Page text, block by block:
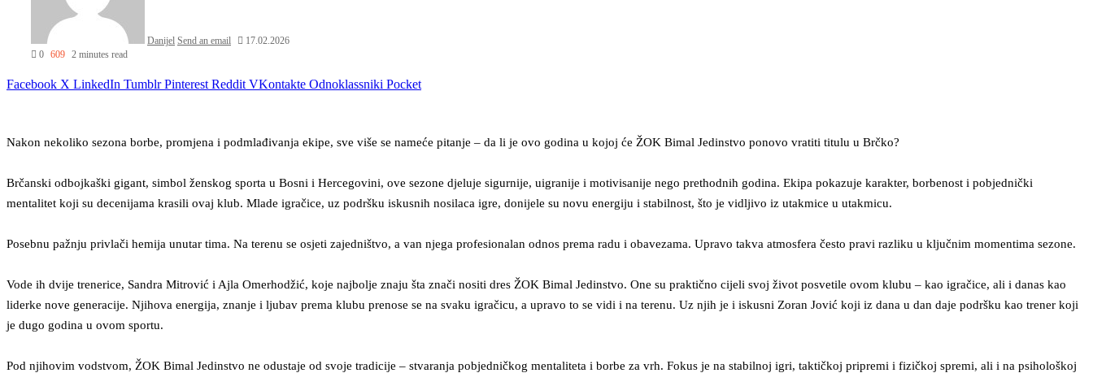
Danijel Send an email
17.02.2026
0 609 2 minutes read
Facebook X LinkedIn Tumblr Pinterest Reddit VKontakte Odnoklassniki Pocket
Nakon nekoliko sezona borbe, promjena i podmlađivanja ekipe, sve više se nameće pitanje – da li je ovo godina u kojoj će ŽOK Bimal Jedinstvo ponovo vratiti titulu u Brčko?
Brčanski odbojkaški gigant, simbol ženskog sporta u Bosni i Hercegovini, ove sezone djeluje sigurnije, uigranije i motivisanije nego prethodnih godina. Ekipa pokazuje karakter, borbenost i pobjednički
mentalitet koji su decenijama krasili ovaj klub. Mlade igračice, uz podršku iskusnih nosilaca igre, donijele su novu energiju i stabilnost, što je vidljivo iz utakmice u utakmicu.
Posebnu pažnju privlači hemija unutar tima. Na terenu se osjeti zajedništvo, a van njega profesionalan odnos prema radu i obavezama. Upravo takva atmosfera često pravi razliku u ključnim momentima sezone.
Vode ih dvije trenerice, Sandra Mitrović i Ajla Omerhodžić, koje najbolje znaju šta znači nositi dres ŽOK Bimal Jedinstvo. One su praktično cijeli svoj život posvetile ovom klubu – kao igračice, ali i danas kao
liderke nove generacije. Njihova energija, znanje i ljubav prema klubu prenose se na svaku igračicu, a upravo to se vidi i na terenu. Uz njih je i iskusni Zoran Jović koji iz dana u dan daje podršku kao trener koji
je dugo godina u ovom sportu.
Pod njihovim vodstvom, ŽOK Bimal Jedinstvo ne odustaje od svoje tradicije – stvaranja pobjedničkog mentaliteta i borbe za vrh. Fokus je na stabilnoj igri, taktičkoj pripremi i fizičkoj spremi, ali i na psihološkoj